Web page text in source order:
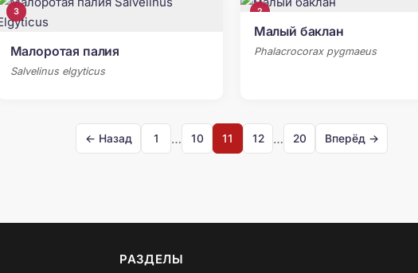
3
Малоротая палия
Salvelinus elgyticus
2
Малый баклан
Phalacrocorax pygmaeus
← Назад 1 … 10 11 12 … 20 Вперёд →
РАЗДЕЛЫ